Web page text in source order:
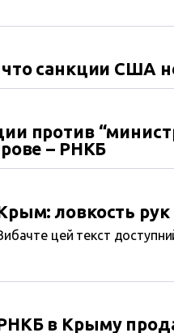
санкции США
против
– РНКБ
ловкость
цей текст
в Крыму